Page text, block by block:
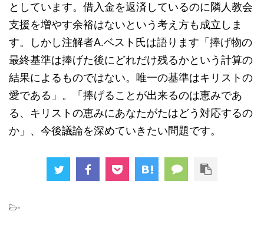
としています。借入金を返済しているのに隣人教会
支援を増やす余裕はないという考え方も成立しま
す。しかし注解者A.ベスト氏は語ります「捧げ物の
最終基準は捧げた後にどれだけ残るかという計算の
結果によるものではない。唯一の基準はキリストの
愛である」。「捧げることが出来るのは恵みであ
る、キリストの恵みにあなたがたはどう対応するの
か」、今後議論を深めていきたい問題です。
-